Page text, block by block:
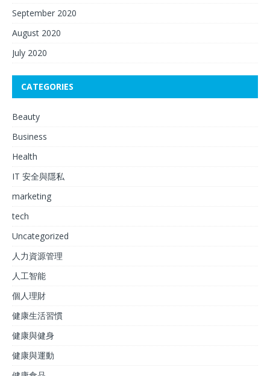
September 2020
August 2020
July 2020
CATEGORIES
Beauty
Business
Health
IT 安全與隱私
marketing
tech
Uncategorized
人力資源管理
人工智能
個人理財
健康生活習慣
健康與健身
健康與運動